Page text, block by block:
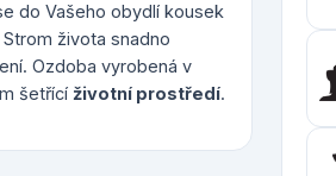
do Vašeho obydlí kousek
Strom života snadno
Ozdoba vyrobená v
šetřící životní prostředí.